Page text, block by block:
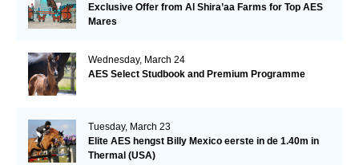
Exclusive Offer from Al Shira’aa Farms for Top AES
Mares
Wednesday, March 24
AES Select Studbook and Premium Programme
Tuesday, March 23
Elite AES hengst Billy Mexico eerste in de 1.40m in
Thermal (USA)